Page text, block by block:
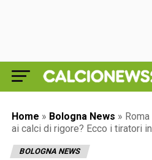
Home » Bologna News »
ai calci di rigore? Ecco i tiratori
BOLOGNA NEWS